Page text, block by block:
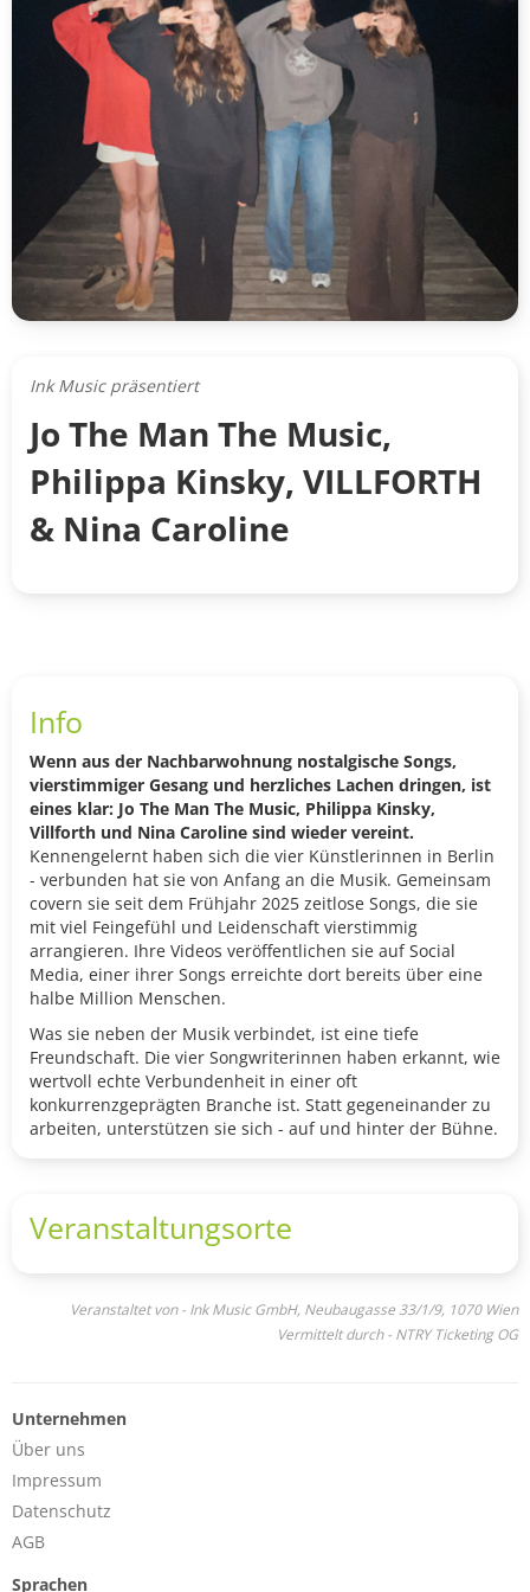
Ink Music präsentiert
Jo The Man The Music,
Philippa Kinsky, VILLFORTH
& Nina Caroline
Info
Wenn aus der Nachbarwohnung nostalgische Songs,
vierstimmiger Gesang und herzliches Lachen dringen, ist
eines klar: Jo The Man The Music, Philippa Kinsky,
Villforth und Nina Caroline sind wieder vereint.
Kennengelernt haben sich die vier Künstlerinnen in Berlin
- verbunden hat sie von Anfang an die Musik. Gemeinsam
covern sie seit dem Frühjahr 2025 zeitlose Songs, die sie
mit viel Feingefühl und Leidenschaft vierstimmig
arrangieren. Ihre Videos veröffentlichen sie auf Social
Media, einer ihrer Songs erreichte dort bereits über eine
halbe Million Menschen.
Was sie neben der Musik verbindet, ist eine tiefe
Freundschaft. Die vier Songwriterinnen haben erkannt, wie
wertvoll echte Verbundenheit in einer oft
konkurrenzgeprägten Branche ist. Statt gegeneinander zu
arbeiten, unterstützen sie sich - auf und hinter der Bühne.
Veranstaltungsorte
Veranstaltet von - Ink Music GmbH, Neubaugasse 33/1/9, 1070 Wien
Vermittelt durch - NTRY Ticketing OG
Unternehmen
Über uns
Impressum
Datenschutz
AGB
Sprachen